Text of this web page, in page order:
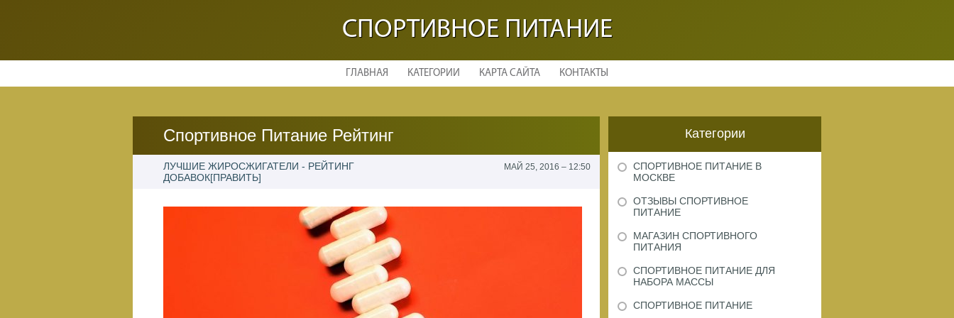
СПОРТИВНОЕ ПИТАНИЕ
ГЛАВНАЯ КАТЕГОРИИ КАРТА САЙТА КОНТАКТЫ
Спортивное Питание Рейтинг
ЛУЧШИЕ ЖИРОСЖИГАТЕЛИ - РЕЙТИНГ
ДОБАВОК[ПРАВИТЬ]
МАЙ 25, 2016 – 12:50
Категории
СПОРТИВНОЕ ПИТАНИЕ В
МОСКВЕ
ОТЗЫВЫ СПОРТИВНОЕ
ПИТАНИЕ
МАГАЗИН СПОРТИВНОГО
ПИТАНИЯ
СПОРТИВНОЕ ПИТАНИЕ ДЛЯ
НАБОРА МАССЫ
СПОРТИВНОЕ ПИТАНИЕ